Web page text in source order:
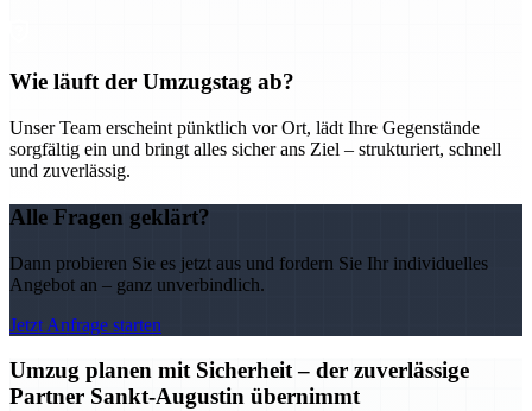
Wie läuft der Umzugstag ab?
Unser Team erscheint pünktlich vor Ort, lädt Ihre Gegenstände
sorgfältig ein und bringt alles sicher ans Ziel – strukturiert, schnell
und zuverlässig.
Alle Fragen geklärt?
Dann probieren Sie es jetzt aus und fordern Sie Ihr individuelles
Angebot an – ganz unverbindlich.
Jetzt Anfrage starten
Umzug planen mit Sicherheit – der zuverlässige
Partner Sankt-Augustin übernimmt